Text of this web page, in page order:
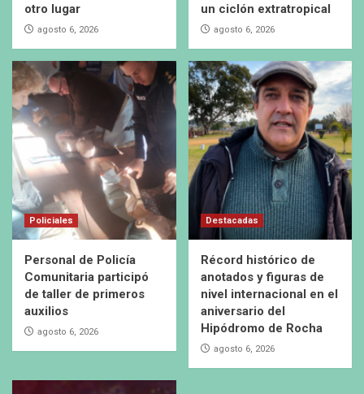
otro lugar
agosto 6, 2026
un ciclón extratropical
agosto 6, 2026
Policiales
Personal de Policía
Comunitaria participó
de taller de primeros
auxilios
agosto 6, 2026
Destacadas
Récord histórico de
anotados y figuras de
nivel internacional en el
aniversario del
Hipódromo de Rocha
agosto 6, 2026